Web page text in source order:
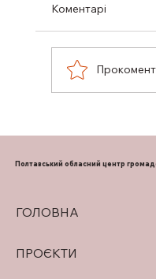
ОХОРОНИ
Коментарі
ГОЛОВНА
ПРОЄКТИ
Полтавський обласний центр